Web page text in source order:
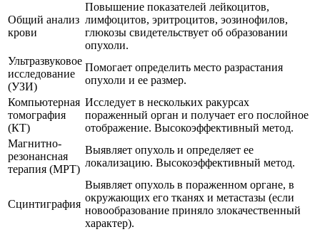
Общий анализ
крови
Повышение показателей лейкоцитов,
лимфоцитов, эритроцитов, эозинофилов,
глюкозы свидетельствует об образовании
опухоли.
Ультразвуковое
исследование
(УЗИ)
Помогает определить место разрастания
опухоли и ее размер.
Компьютерная
томография
(КТ)
Исследует в нескольких ракурсах
пораженный орган и получает его послойное
отображение. Высокоэффективный метод.
Магнитно-
резонансная
терапия (МРТ)
Выявляет опухоль и определяет ее
локализацию. Высокоэффективный метод.
Сцинтиграфия
Выявляет опухоль в пораженном органе, в
окружающих его тканях и метастазы (если
новообразование приняло злокачественный
характер).